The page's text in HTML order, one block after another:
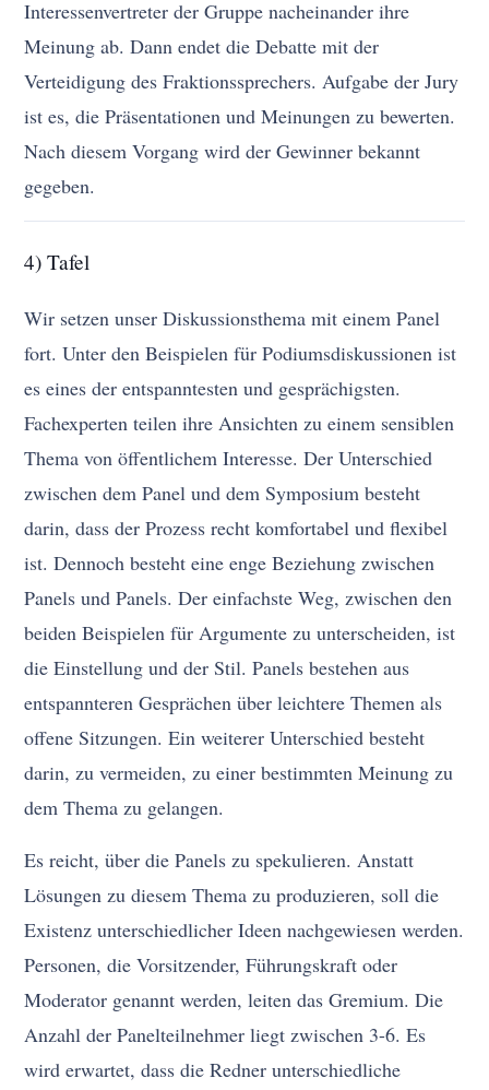
Interessenvertreter der Gruppe nacheinander ihre
Meinung ab. Dann endet die Debatte mit der
Verteidigung des Fraktionssprechers. Aufgabe der Jury
ist es, die Präsentationen und Meinungen zu bewerten.
Nach diesem Vorgang wird der Gewinner bekannt
gegeben.
4) Tafel
Wir setzen unser Diskussionsthema mit einem Panel
fort. Unter den Beispielen für Podiumsdiskussionen ist
es eines der entspanntesten und gesprächigsten.
Fachexperten teilen ihre Ansichten zu einem sensiblen
Thema von öffentlichem Interesse. Der Unterschied
zwischen dem Panel und dem Symposium besteht
darin, dass der Prozess recht komfortabel und flexibel
ist. Dennoch besteht eine enge Beziehung zwischen
Panels und Panels. Der einfachste Weg, zwischen den
beiden Beispielen für Argumente zu unterscheiden, ist
die Einstellung und der Stil. Panels bestehen aus
entspannteren Gesprächen über leichtere Themen als
offene Sitzungen. Ein weiterer Unterschied besteht
darin, zu vermeiden, zu einer bestimmten Meinung zu
dem Thema zu gelangen.
Es reicht, über die Panels zu spekulieren. Anstatt
Lösungen zu diesem Thema zu produzieren, soll die
Existenz unterschiedlicher Ideen nachgewiesen werden.
Personen, die Vorsitzender, Führungskraft oder
Moderator genannt werden, leiten das Gremium. Die
Anzahl der Panelteilnehmer liegt zwischen 3-6. Es
wird erwartet, dass die Redner unterschiedliche